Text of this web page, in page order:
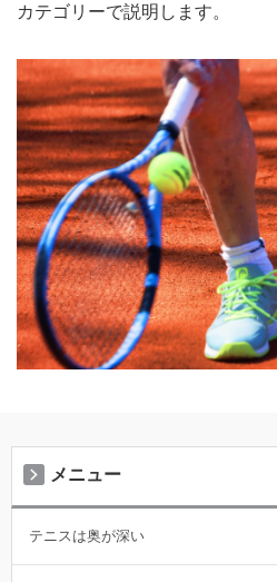
カテゴリーで説明します。
メニュー
テニスは奥が深い